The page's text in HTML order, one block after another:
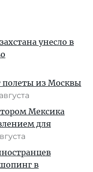
унесло в
полеты из Москвы
Мексика
для
в